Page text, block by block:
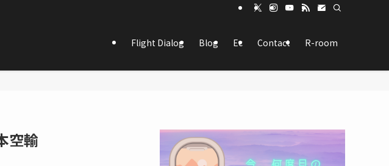
Flight Dialog Blog Ec Contact R-room
空輸